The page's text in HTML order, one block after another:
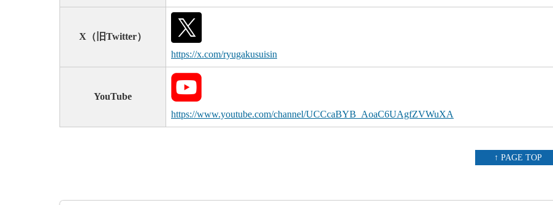
X（旧Twitter）
https://x.com/ryugakusuisin
YouTube
https://www.youtube.com/channel/UCCcaBYB_AoaC6UAgfZVWuXA
↑ PAGE TOP